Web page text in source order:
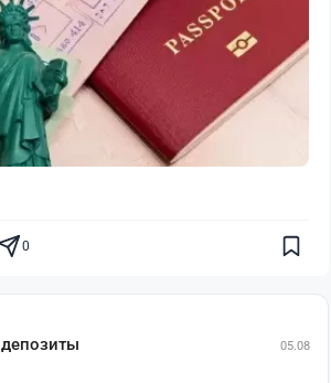
0
05.08